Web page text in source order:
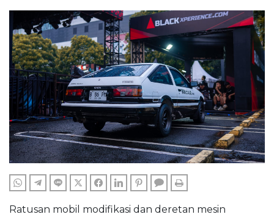
WHATSAPPTELEGRAM
LINE TWITTERFACEBOOKLINKEDINPINTERESTCOMMENTS
Ratusan mobil modifikasi dan deretan mesin